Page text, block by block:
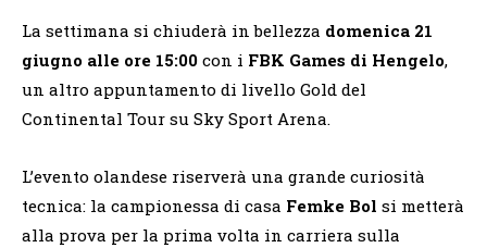
La settimana si chiuderà in bellezza domenica 21
giugno alle ore 15:00 con i FBK Games di Hengelo,
un altro appuntamento di livello Gold del
Continental Tour su Sky Sport Arena.
L’evento olandese riserverà una grande curiosità
tecnica: la campionessa di casa Femke Bol si metterà
alla prova per la prima volta in carriera sulla